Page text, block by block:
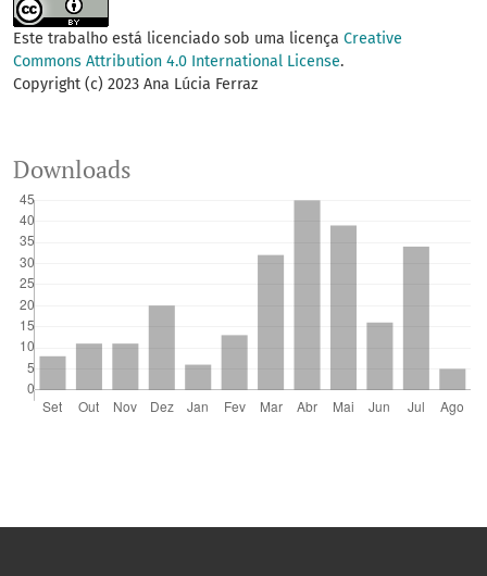
Este trabalho está licenciado sob uma licença Creative
Commons Attribution 4.0 International License.
Copyright (c) 2023 Ana Lúcia Ferraz
Downloads